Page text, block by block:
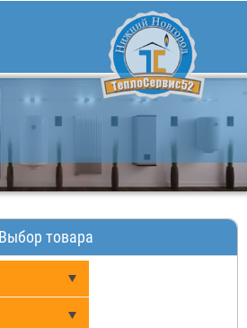
Выбор товара